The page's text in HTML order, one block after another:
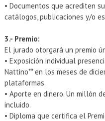
• Documentos que acrediten
catálogos, publicaciones y/o
3.- Premio:
El jurado otorgará un premio
• Exposición individual
Nattino** en los meses de
plataformas.
• Aporte en dinero. Un millón
incluido.
• Diploma que certifica el